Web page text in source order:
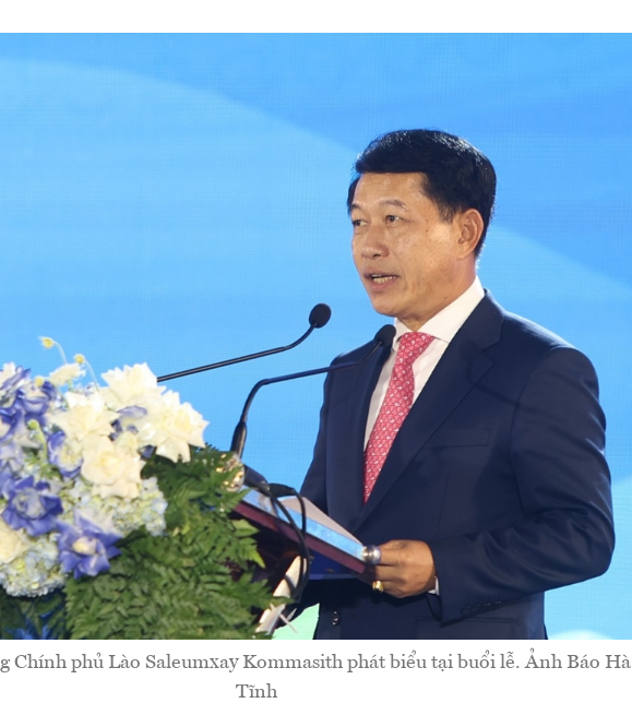
Chính phủ Lào Saleumxay Kommasith phát biểu tại buổi lễ. Ảnh Báo Hà
Tĩnh